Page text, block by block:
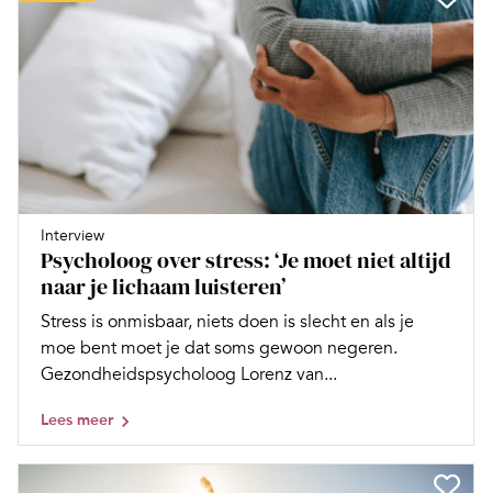
Interview
Psycholoog over stress: ‘Je moet niet altijd
naar je lichaam luisteren’
Stress is onmisbaar, niets doen is slecht en als je
moe bent moet je dat soms gewoon negeren.
Gezondheidspsycholoog Lorenz van...
Lees meer